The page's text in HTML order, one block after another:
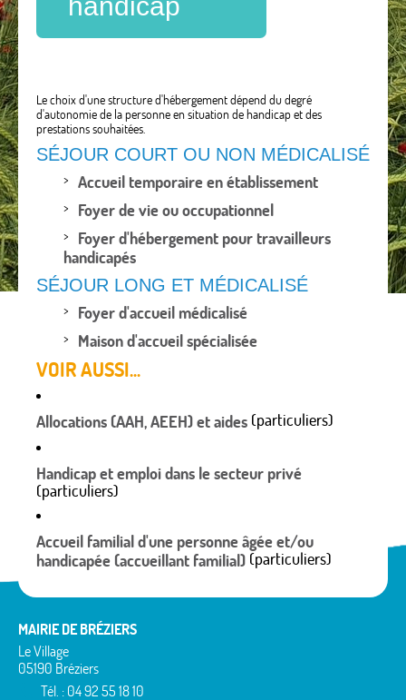
handicap
Le choix d'une structure d'hébergement dépend du degré
d'autonomie de la personne en situation de handicap et des
prestations souhaitées.
SÉJOUR COURT OU NON MÉDICALISÉ
Accueil temporaire en établissement
Foyer de vie ou occupationnel
Foyer d'hébergement pour travailleurs
handicapés
SÉJOUR LONG ET MÉDICALISÉ
Foyer d'accueil médicalisé
Maison d'accueil spécialisée
VOIR AUSSI...
Allocations (AAH, AEEH) et aides (particuliers)
Handicap et emploi dans le secteur privé
(particuliers)
Accueil familial d'une personne âgée et/ou
handicapée (accueillant familial) (particuliers)
MAIRIE DE BRÉZIERS
Le Village
05190 Bréziers
Tél. : 04 92 55 18 10